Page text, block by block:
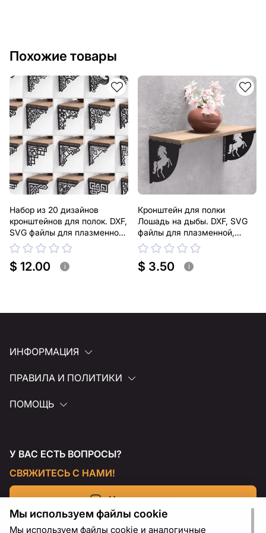
Похожие товары
Набор из 20 дизайнов
кронштейнов для полок. DXF,
SVG файлы для плазменной,
лазерной резки. Держатель
для полки
$ 12.00 i
Кронштейн для полки
Лошадь на дыбы. DXF, SVG
файлы для плазменной,
лазерной резки. Держатель
для полки
$ 3.50 i
ИНФОРМАЦИЯ
ПРАВИЛА И ПОЛИТИКИ
ПОМОЩЬ
У ВАС ЕСТЬ ВОПРОСЫ?
СВЯЖИТЕСЬ С НАМИ!
Напишите нам
Мы используем файлы cookie
Мы используем файлы cookie и аналогичные